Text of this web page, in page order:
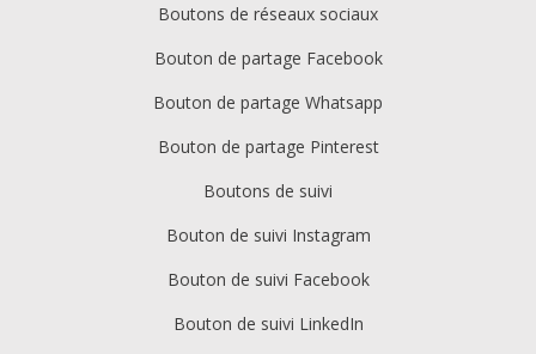
Boutons de réseaux sociaux
Bouton de partage Facebook
Bouton de partage Whatsapp
Bouton de partage Pinterest
Boutons de suivi
Bouton de suivi Instagram
Bouton de suivi Facebook
Bouton de suivi LinkedIn